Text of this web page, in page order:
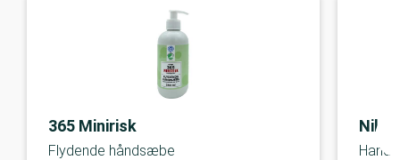
365 Minirisk
Flydende håndsæbe Hand